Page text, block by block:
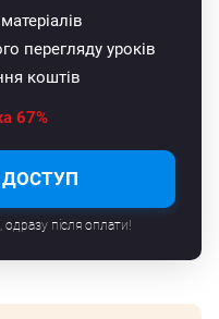
перегляду уроків
коштів
67%
, одразу після оплати!